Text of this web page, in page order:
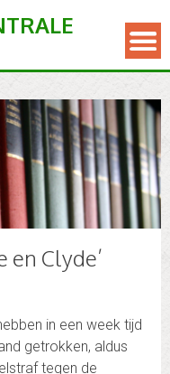
en Clyde’
in een week tijd
getrokken, aldus
tegen de